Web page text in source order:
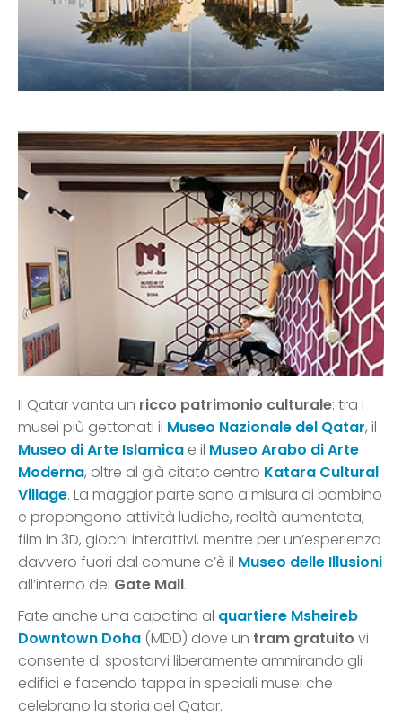
Il Qatar vanta un ricco patrimonio culturale: tra i
musei più gettonati il Museo Nazionale del Qatar, il
Museo di Arte Islamica e il Museo Arabo di Arte
Moderna, oltre al già citato centro Katara Cultural
Village. La maggior parte sono a misura di bambino
e propongono attività ludiche, realtà aumentata,
film in 3D, giochi interattivi, mentre per un’esperienza
davvero fuori dal comune c’è il Museo delle Illusioni
all’interno del Gate Mall.
Fate anche una capatina al quartiere Msheireb
Downtown Doha (MDD) dove un tram gratuito vi
consente di spostarvi liberamente ammirando gli
edifici e facendo tappa in speciali musei che
celebrano la storia del Qatar.